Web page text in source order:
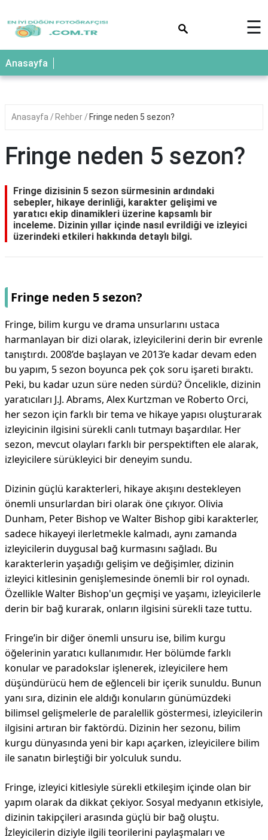
☰
Anasayfa
Anasayfa Rehber Fringe neden 5 sezon?
Fringe neden 5 sezon?
Fringe dizisinin 5 sezon sürmesinin ardındaki
sebepler, hikaye derinliği, karakter gelişimi ve
yaratıcı ekip dinamikleri üzerine kapsamlı bir
inceleme. Dizinin yıllar içinde nasıl evrildiği ve izleyici
üzerindeki etkileri hakkında detaylı bilgi.
Fringe neden 5 sezon?
Fringe, bilim kurgu ve drama unsurlarını ustaca
harmanlayan bir dizi olarak, izleyicilerini derin bir evrenle
tanıştırdı. 2008’de başlayan ve 2013’e kadar devam eden
bu yapım, 5 sezon boyunca pek çok soru işareti bıraktı.
Peki, bu kadar uzun süre neden sürdü? Öncelikle, dizinin
yaratıcıları J.J. Abrams, Alex Kurtzman ve Roberto Orci,
her sezon için farklı bir tema ve hikaye yapısı oluşturarak
izleyicinin ilgisini sürekli canlı tutmayı başardılar. Her
sezon, mevcut olayları farklı bir perspektiften ele alarak,
izleyicilere sürükleyici bir deneyim sundu.
Dizinin güçlü karakterleri, hikaye akışını destekleyen
önemli unsurlardan biri olarak öne çıkıyor. Olivia
Dunham, Peter Bishop ve Walter Bishop gibi karakterler,
sadece hikayeyi ilerletmekle kalmadı, aynı zamanda
izleyicilerin duygusal bağ kurmasını sağladı. Bu
karakterlerin yaşadığı gelişim ve değişimler, dizinin
izleyici kitlesinin genişlemesinde önemli bir rol oynadı.
Özellikle Walter Bishop'un geçmişi ve yaşamı, izleyicilerle
derin bir bağ kurarak, onların ilgisini sürekli taze tuttu.
Fringe’in bir diğer önemli unsuru ise, bilim kurgu
öğelerinin yaratıcı kullanımıdır. Her bölümde farklı
konular ve paradokslar işlenerek, izleyicilere hem
düşündürücü hem de eğlenceli bir içerik sunuldu. Bunun
yanı sıra, dizinin ele aldığı konuların günümüzdeki
bilimsel gelişmelerle de paralellik göstermesi, izleyicilerin
ilgisini artıran bir faktördü. Dizinin her sezonu, bilim
kurgu dünyasında yeni bir kapı açarken, izleyicilere bilim
ile sanatın birleştiği bir yolculuk sundu.
Fringe, izleyici kitlesiyle sürekli etkileşim içinde olan bir
yapım olarak da dikkat çekiyor. Sosyal medyanın etkisiyle,
dizinin takipçileri arasında güçlü bir bağ oluştu.
İzleyicilerin diziyle ilgili teorilerini paylaşmaları ve